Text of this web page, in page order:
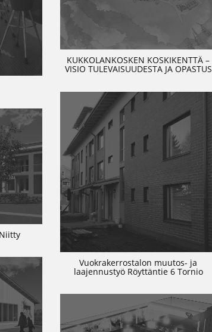
KUKKOLANKOSKEN KOSKIKENTTÄ –
VISIO TULEVAISUUDESTA JA OPASTUS
Vuokrakerrostalon muutos- ja
laajennustyö Röyttäntie 6 Tornio